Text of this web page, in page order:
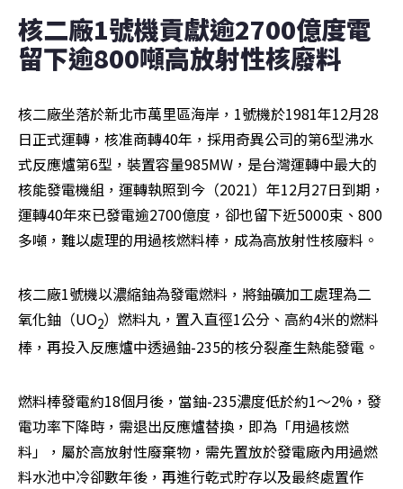
核二廠1號機貢獻逾2700億度電
留下逾800噸高放射性核廢料
核二廠坐落於新北市萬里區海岸，1號機於1981年12月28
日正式運轉，核准商轉40年，採用奇異公司的第6型沸水
式反應爐第6型，裝置容量985MW，是台灣運轉中最大的
核能發電機組，運轉執照到今（2021）年12月27日到期，
運轉40年來已發電逾2700億度，卻也留下近5000束、800
多噸，難以處理的用過核燃料棒，成為高放射性核廢料。
核二廠1號機以濃縮鈾為發電燃料，將鈾礦加工處理為二
氧化鈾（UO2）燃料丸，置入直徑1公分、高約4米的燃料
棒，再投入反應爐中透過鈾-235的核分裂產生熱能發電。
燃料棒發電約18個月後，當鈾-235濃度低於約1～2%，發
電功率下降時，需退出反應爐替換，即為「用過核燃
料」，屬於高放射性廢棄物，需先置放於發電廠內用過燃
料水池中冷卻數年後，再進行乾式貯存以及最終處置作